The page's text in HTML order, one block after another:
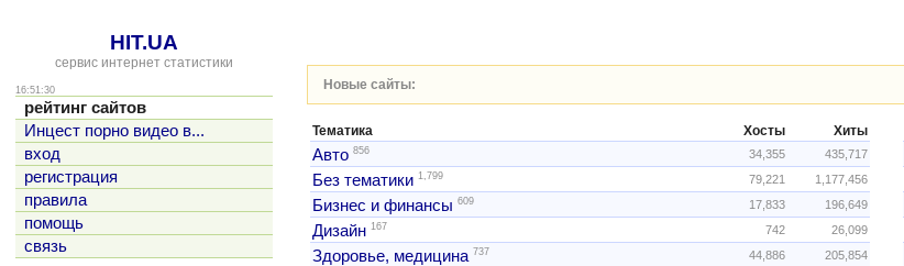
HIT.UA
сервис интернет статистики
16:51:30
рейтинг сайтов
Инцест порно видео в...
вход
регистрация
правила
помощь
связь
Новые сайты:
Тематика Хосты Хиты
Авто 856 34,355 435,717
Без тематики 1,799 79,221 1,177,456
Бизнес и финансы 609 17,833 196,649
Дизайн 167 742 26,099
Здоровье, медицина 737 44,886 205,854